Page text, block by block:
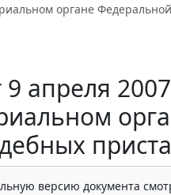
органе
апреля
версию документа